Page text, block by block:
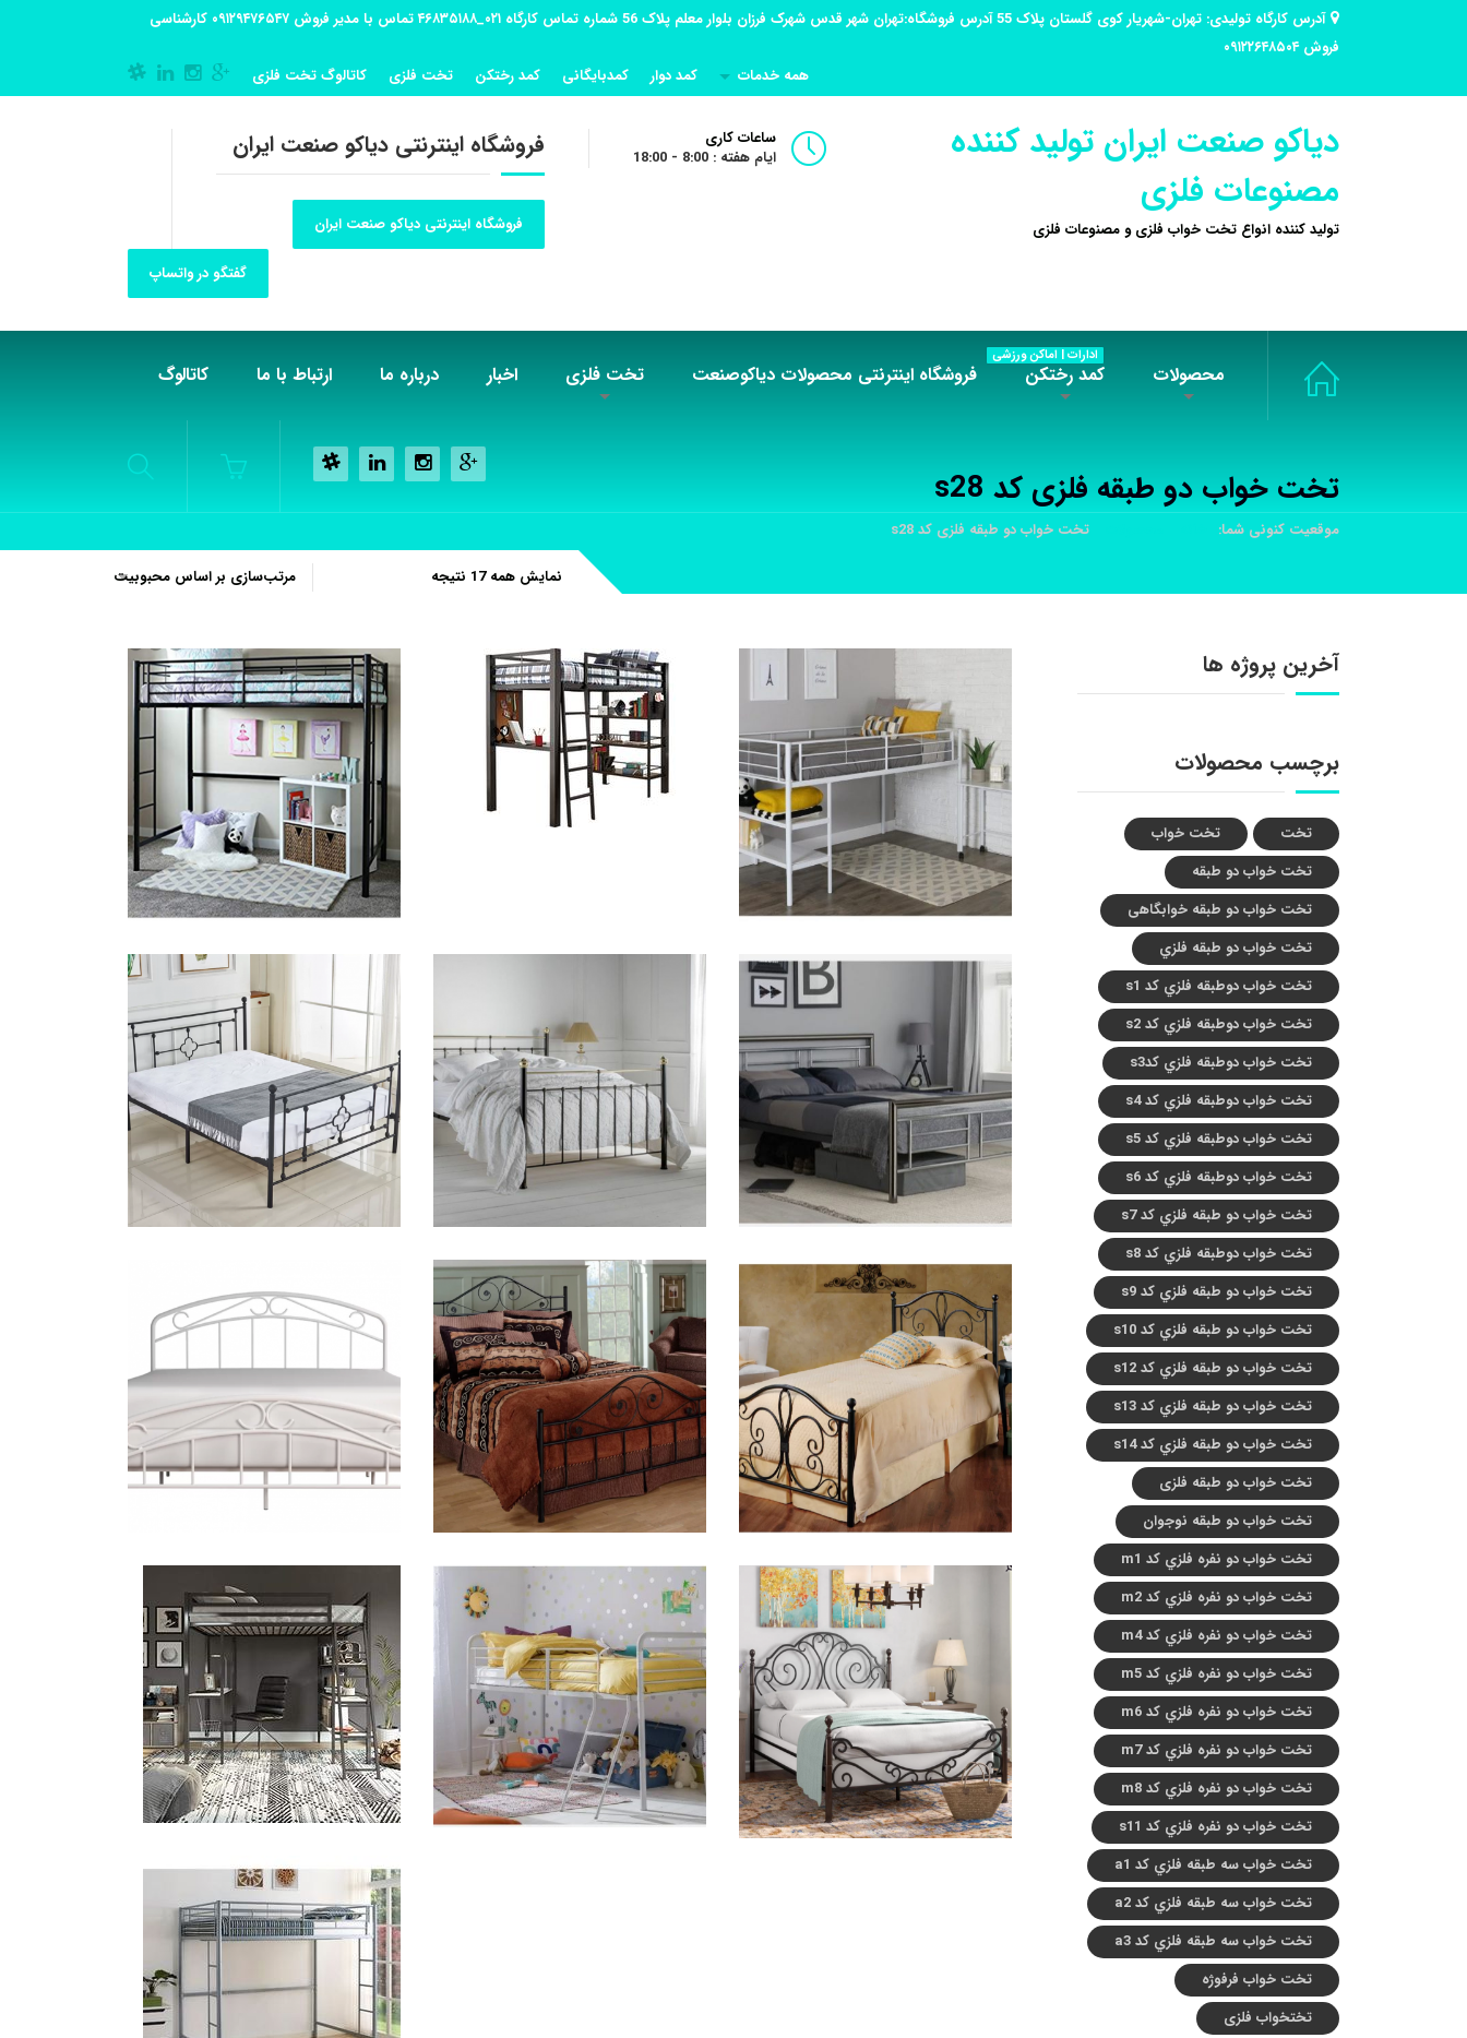
آدرس کارگاه تولیدی: تهران-شهریار کوی گلستان پلاک 55 آدرس فروشگاه:تهران شهر قدس شهرک فرزان بلوار معلم پلاک 56 شماره تماس کارگاه ۰۲۱_۴۶۸۳۵۱۸۸ تماس با مدیر فروش ۰۹۱۲۹۴۷۶۵۴۷ کارشناسی
فروش ۰۹۱۲۲۶۴۸۵۰۴
همه خدمات
کمد دوار کمدبایگانی کمد رختکن تخت فلزی کاتالوگ تخت فلزی
دیاکو صنعت ایران تولید کننده
مصنوعات فلزی
تولید کننده انواع تخت خواب فلزی و مصنوعات فلزی
ساعات کاری
ایام هفته : 8:00 - 18:00
فروشگاه اینترنتی دیاکو صنعت ایران
فروشگاه اینترنتی دیاکو صنعت ایران
گفتگو در واتساپ
محصولات کمد رختکن
ادارات | اماکن ورزشی
فروشگاه اینترنتی محصولات دیاکوصنعت تخت فلزی اخبار درباره ما ارتباط با ما کاتالوگ
تخت خواب دو طبقه فلزی کد s28
موقعیت کنونی شما: تخت خواب دو طبقه فلزی کد s28
نمایش همه 17 نتیجه
محبوبیت
آخرین پروژه ها
برچسب محصولات
تخت
تخت خواب
تخت خواب دو طبقه
تخت خواب دو طبقه خوابگاهی
تخت خواب دو طبقه فلزي
تخت خواب دوطبقه فلزي کد s1
تخت خواب دوطبقه فلزي کد s2
تخت خواب دوطبقه فلزي کدs3
تخت خواب دوطبقه فلزي کد s4
تخت خواب دوطبقه فلزي کد s5
تخت خواب دوطبقه فلزي کد s6
تخت خواب دو طبقه فلزي کد s7
تخت خواب دوطبقه فلزي کد s8
تخت خواب دو طبقه فلزي کد s9
تخت خواب دو طبقه فلزي کد s10
تخت خواب دو طبقه فلزي کد s12
تخت خواب دو طبقه فلزي کد s13
تخت خواب دو طبقه فلزي کد s14
تخت خواب دو طبقه فلزی
تخت خواب دو طبقه نوجوان
تخت خواب دو نفره فلزي کد m1
تخت خواب دو نفره فلزي کد m2
تخت خواب دو نفره فلزي کد m4
تخت خواب دو نفره فلزي کد m5
تخت خواب دو نفره فلزي کد m6
تخت خواب دو نفره فلزي کد m7
تخت خواب دو نفره فلزي کد m8
تخت خواب دو نفره فلزي کد s11
تخت خواب سه طبقه فلزي کد a1
تخت خواب سه طبقه فلزي کد a2
تخت خواب سه طبقه فلزي کد a3
تخت خواب فرفوژه
تختخواب فلزی